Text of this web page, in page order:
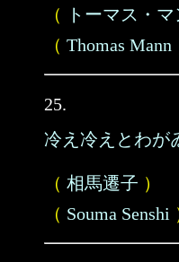
（ トーマス・マ
（ Thomas Mann
25.
冷え冷えとわが
（ 相馬遷子 ）
（ Souma Senshi